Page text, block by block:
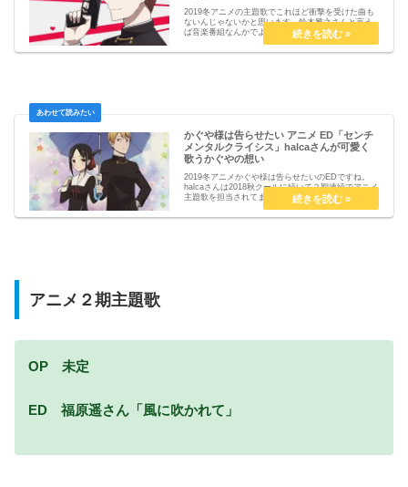
2019冬アニメの主題歌でこれほど衝撃を受けた曲も
ないんじゃないかと思います。鈴木雅之さんと言え
ば音楽番組なんかでよく姿は見かけてたもののまさ
かアニメ主題歌で耳にすることになるとは思いもよ
らなかったですね。鈴木雅之さん、一緒に歌われて
かぐや様は告らせたい アニメ ED「センチ
メンタルクライシス」halcaさんが可愛く
歌うかぐやの想い
2019冬アニメかぐや様は告らせたいのEDですね。
halcaさんは2018秋クールに続いて２期連続でアニメ
主題歌を担当されてます。ここまでリリースされた
２曲は明るい爽快感のある曲が続いてきてるんです
けど今回のセンチメンタルクライシスは作品の...
アニメ２期主題歌
OP 未定
ED 福原遥さん「風に吹かれて」